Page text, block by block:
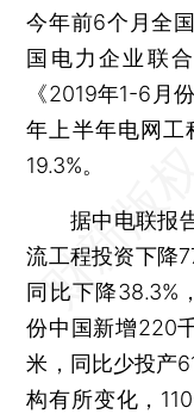
今年前6个月全
国电力企业联
《2019年1-6月
年上半年电网工
19.3%。
据中电联报告
流工程投资下降
同比下降38.3%
份中国新增220
米，同比少投产
构有所变化，